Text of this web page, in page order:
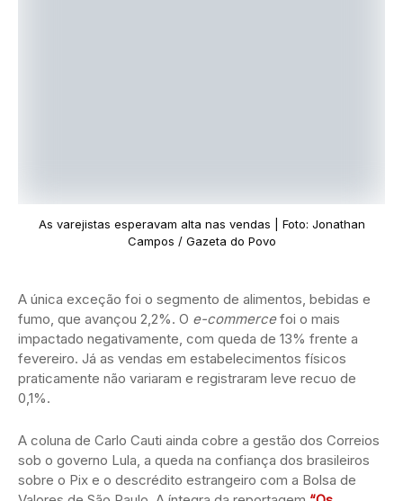
As varejistas esperavam alta nas vendas | Foto: Jonathan
Campos / Gazeta do Povo
A única exceção foi o segmento de alimentos, bebidas e
fumo, que avançou 2,2%. O e-commercefoi o mais
impactado negativamente, com queda de 13% frente a
fevereiro. Já as vendas em estabelecimentos físicos
praticamente não variaram e registraram leve recuo de
0,1%.
A coluna de Carlo Cauti ainda cobre a gestão dos Correios
sob o governo Lula, a queda na confiança dos brasileiros
sobre o Pix e o descrédito estrangeiro com a Bolsa de